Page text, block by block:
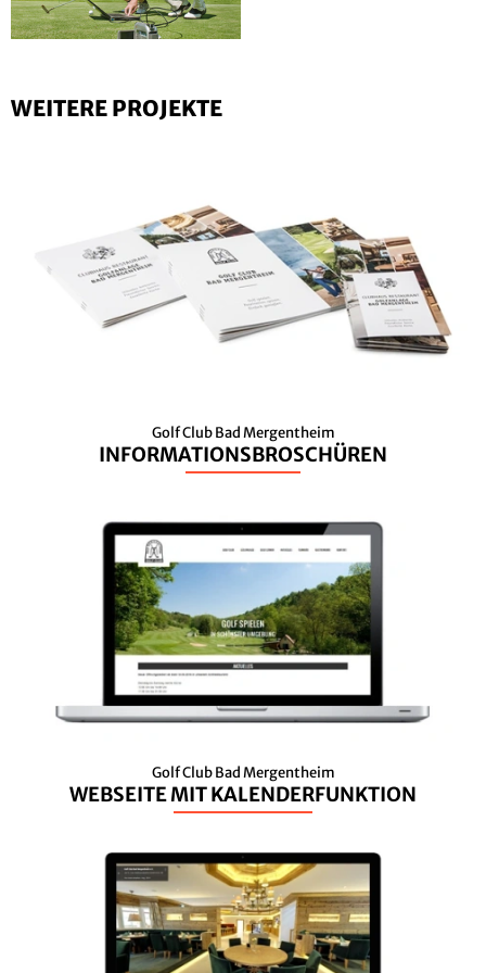
WEITERE PROJEKTE
Golf Club Bad Mergentheim
INFORMATIONSBROSCHÜREN
Golf Club Bad Mergentheim
WEBSEITE MIT KALENDERFUNKTION